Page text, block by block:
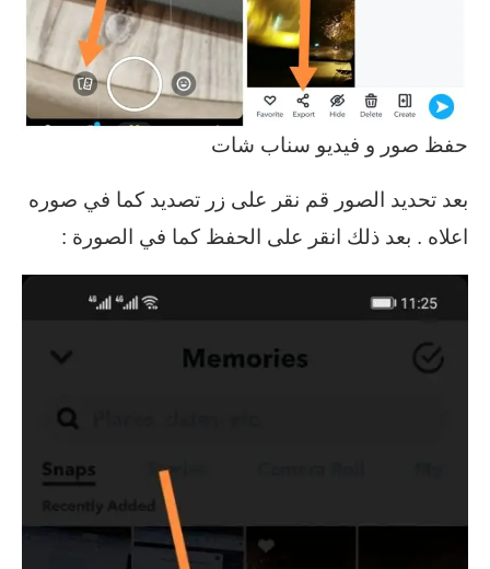
حفظ صور و فيديو سناب شات
بعد تحديد الصور قم نقر على زر تصديد كما في صوره
اعلاه . بعد ذلك انقر على الحفظ كما في الصورة :